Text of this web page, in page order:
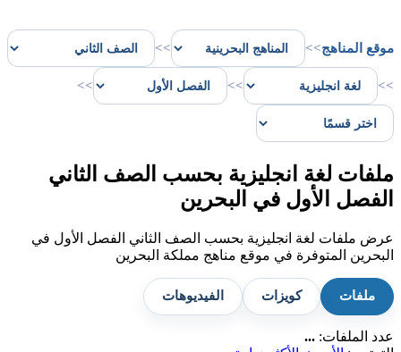
موقع المناهج>>
>>
>>
>>
>>
ملفات لغة انجليزية بحسب الصف الثاني
الفصل الأول في البحرين
عرض ملفات لغة انجليزية بحسب الصف الثاني الفصل الأول في
البحرين المتوفرة في موقع مناهج مملكة البحرين
ملفات كويزات الفيديوهات
عدد الملفات: ...